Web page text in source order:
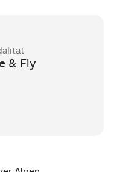
& Fly